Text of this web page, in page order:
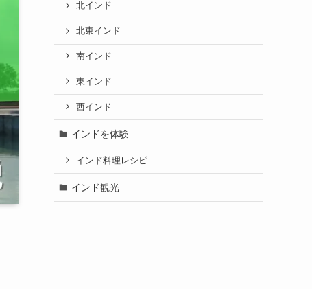
北インド
北東インド
南インド
東インド
西インド
インドを体験
インド料理レシピ
インド観光